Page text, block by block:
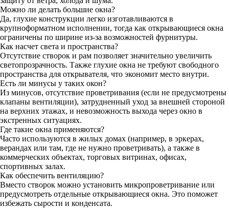
Можно ли делать большие окна?
Да, глухие конструкции легко изготавливаются в
крупноформатном исполнении, тогда как открывающиеся окна
ограничены по ширине из-за возможностей фурнитуры.
Как насчет света и пространства?
Отсутствие створок и рам позволяет значительно увеличить
светопрозрачность. Также глухие окна не требуют свободного
пространства для открывателя, что экономит место внутри.
Есть ли минусы у таких окон?
Из минусов, отсутствие проветривания (если не предусмотрены
клапаны вентиляции), затрудненный уход за внешней стороной
на верхних этажах, и невозможность выхода через окно в
экстренных ситуациях.
Где такие окна применяются?
Часто используются в жилых домах (например, в эркерах,
верандах или там, где не нужно проветривать), а также в
коммерческих объектах, торговых витринах, офисах,
спортивных залах.
Как обеспечить вентиляцию?
Вместо створок можно установить микропроветривание или
предусмотреть отдельные открывающиеся окна. Это поможет
избежать сырости и конденсата.